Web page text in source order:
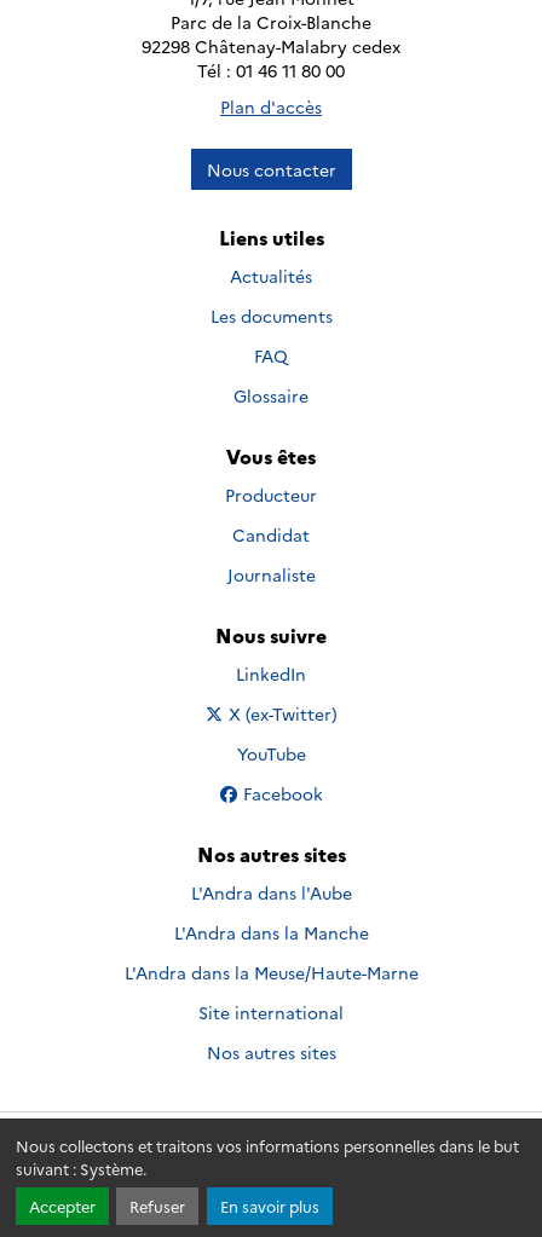
Nous collectons et traitons vos informations personnelles dans le but
suivant : Système.
Accepter
Refuser En savoir plus
Parc de la Croix-Blanche
92298 Châtenay-Malabry cedex
Tél : 01 46 11 80 00
Plan d'accès
Nous contacter
Liens utiles
Actualités
Les documents
FAQ
Glossaire
Vous êtes
Producteur
Candidat
Journaliste
Nous suivre
Nous suivre sur
LinkedIn
Nous suivre sur
X (ex-Twitter)
Nous suivre sur
YouTube
Nous suivre sur
Facebook
Nos autres sites
L'Andra dans l'Aube
L'Andra dans la Manche
L'Andra dans la Meuse/Haute-Marne
Site international
Nos autres sites
Andra.fr © 2026 - Andra. Tous droits réservés.